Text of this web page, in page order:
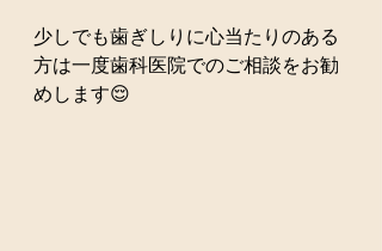
少しでも歯ぎしりに心当たりのある
方は一度歯科医院でのご相談をお勧
めします😌